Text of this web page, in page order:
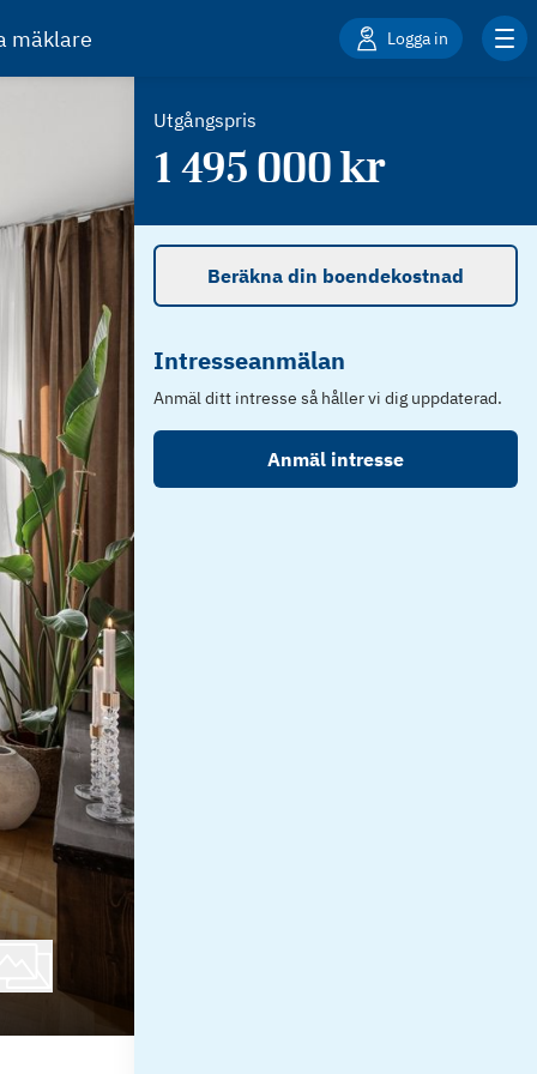
mäklare Logga in
Utgångspris
1 495 000kr
Beräkna din boendekostnad
Intresseanmälan
Anmäl ditt intresse så håller vi dig uppdaterad.
Anmäl intresse